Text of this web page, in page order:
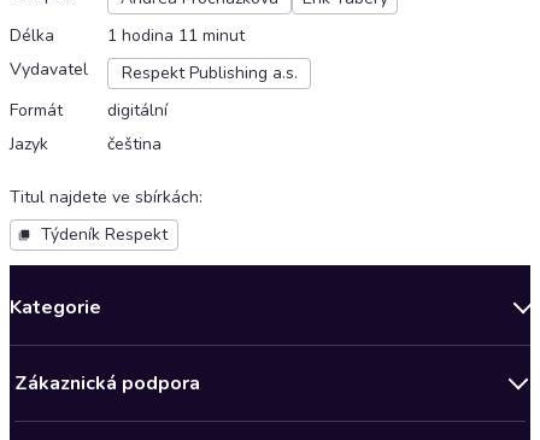
Délka
1 hodina 11 minut
Vydavatel
Respekt Publishing a.s.
Formát
digitální
Jazyk
čeština
Titul najdete ve sbírkách:
Týdeník Respekt
Kategorie
Bestsellery měsíce
Zákaznická podpora